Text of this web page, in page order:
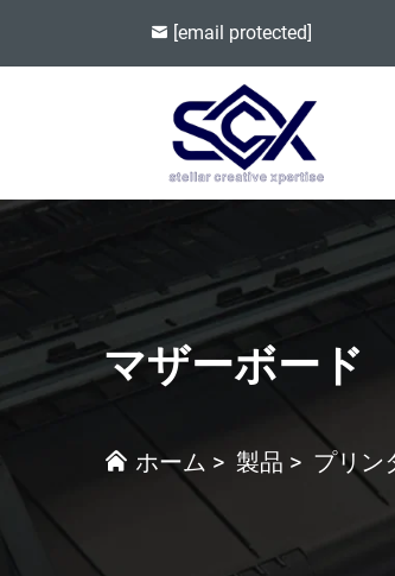
[email protected]
マザーボード
ホーム > 製品 > プリン